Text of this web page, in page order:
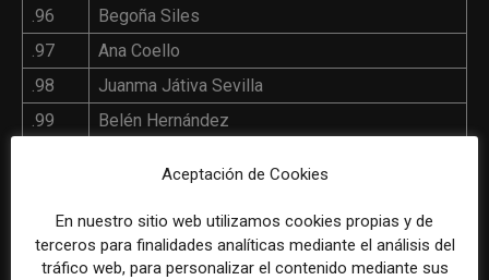
.96
Begoña Siles
.97
Ana Coello
.98
Juanma Játiva Sevilla
.99
Belén Hernández
.102
Luz Carmen Vargas
Aceptación de Cookies
En nuestro sitio web utilizamos cookies propias y de
terceros para finalidades analíticas mediante el análisis del
tráfico web, para personalizar el contenido mediante sus